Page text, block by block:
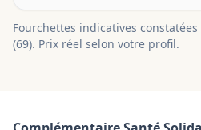
Fourchettes indicatives
(69). Prix réel selon votre profil.